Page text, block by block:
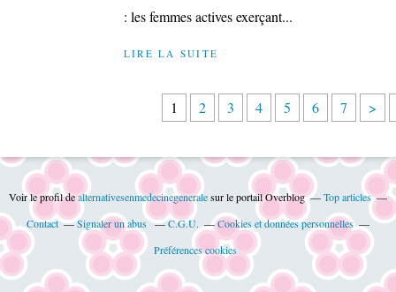
: les femmes actives exerçant...
LIRE LA SUITE
1 2 3 4 5 6 7 >
Voir le profil dealternativesenmedecinegeneralesur le portail Overblog
Top articles
Contact
Signaler un abus C.G.U.
Cookies et données personnelles
Préférences cookies